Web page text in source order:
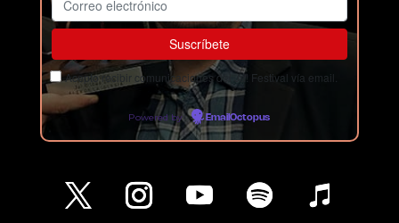
Acepto recibir comunicaciones del Ja! Festival vía email.
Powered by EmailOctopus